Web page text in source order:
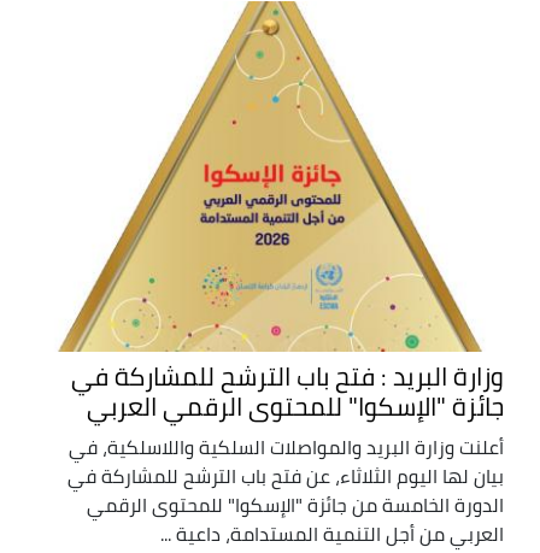
وزارة البريد : فتح باب الترشح للمشاركة في
جائزة "الإسكوا" للمحتوى الرقمي العربي
أعلنت وزارة البريد والمواصلات السلكية واللاسلكية، في
بيان لها اليوم الثلاثاء، عن فتح باب الترشح للمشاركة في
الدورة الخامسة من جائزة "الإسكوا" للمحتوى الرقمي
العربي من أجل التنمية المستدامة، داعية ...